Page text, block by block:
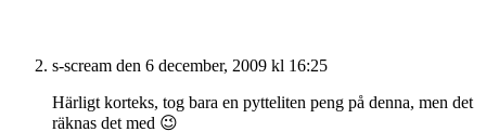
s-scream den 6 december, 2009 kl 16:25
Härligt korteks, tog bara en pytteliten peng på denna, men det
räknas det med 😉